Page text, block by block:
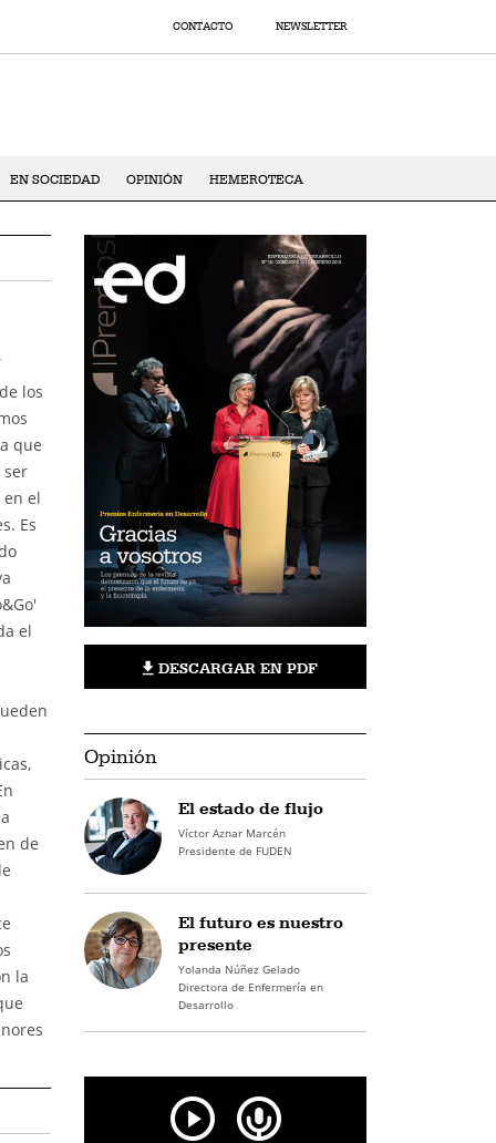
CONTACTO NEWSLETTER
EN SOCIEDAD OPINIÓN HEMEROTECA
los
que
ser
el
Es
el
de
la
DESCARGAR EN PDF
Opinión
El estado de flujo
Víctor Aznar Marcén
Presidente de FUDEN
El futuro es nuestro
presente
Yolanda Núñez Gelado
Directora de Enfermería en
Desarrollo